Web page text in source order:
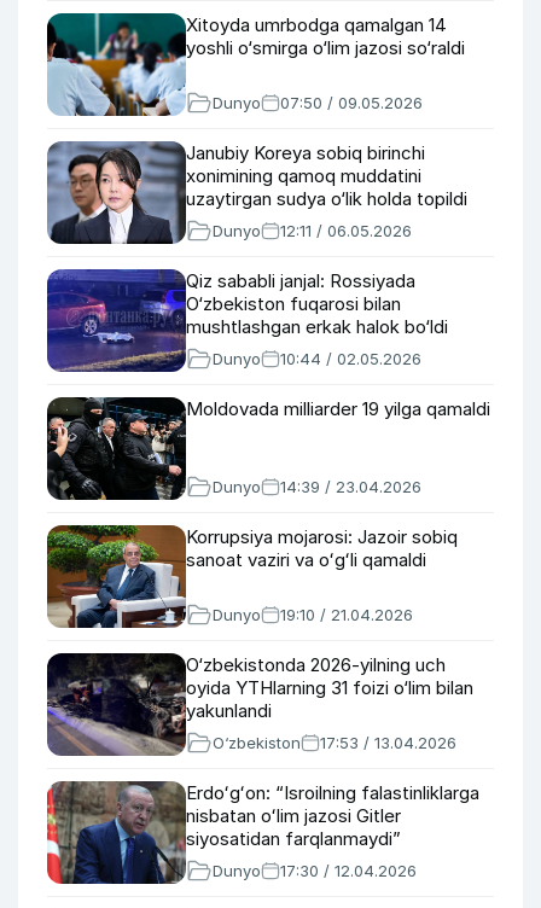
Xitoyda umrbodga qamalgan 14
yoshli o‘smirga o‘lim jazosi so‘raldi
Dunyo 07:50 / 09.05.2026
Janubiy Koreya sobiq birinchi
xonimining qamoq muddatini
uzaytirgan sudya o‘lik holda topildi
Dunyo 12:11 / 06.05.2026
Qiz sababli janjal: Rossiyada
O‘zbekiston fuqarosi bilan
mushtlashgan erkak halok bo‘ldi
Dunyo 10:44 / 02.05.2026
Moldovada milliarder 19 yilga qamaldi
Dunyo 14:39 / 23.04.2026
Korrupsiya mojarosi: Jazoir sobiq
sanoat vaziri va oʻgʻli qamaldi
Dunyo 19:10 / 21.04.2026
O‘zbekistonda 2026-yilning uch
oyida YTHlarning 31 foizi o‘lim bilan
yakunlandi
O‘zbekiston 17:53 / 13.04.2026
Erdoʻgʻon: “Isroilning falastinliklarga
nisbatan oʻlim jazosi Gitler
siyosatidan farqlanmaydi”
Dunyo 17:30 / 12.04.2026